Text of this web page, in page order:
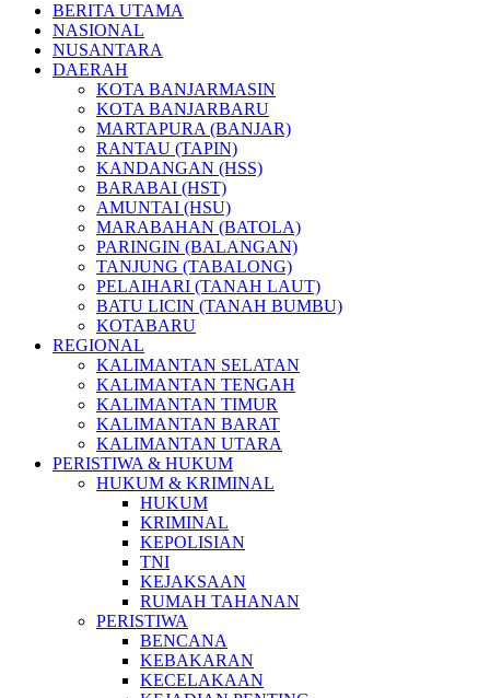
BERITA UTAMA
NASIONAL
NUSANTARA
DAERAH
KOTA BANJARMASIN
KOTA BANJARBARU
MARTAPURA (BANJAR)
RANTAU (TAPIN)
KANDANGAN (HSS)
BARABAI (HST)
AMUNTAI (HSU)
MARABAHAN (BATOLA)
PARINGIN (BALANGAN)
TANJUNG (TABALONG)
PELAIHARI (TANAH LAUT)
BATU LICIN (TANAH BUMBU)
KOTABARU
REGIONAL
KALIMANTAN SELATAN
KALIMANTAN TENGAH
KALIMANTAN TIMUR
KALIMANTAN BARAT
KALIMANTAN UTARA
PERISTIWA & HUKUM
HUKUM & KRIMINAL
HUKUM
KRIMINAL
KEPOLISIAN
TNI
KEJAKSAAN
RUMAH TAHANAN
PERISTIWA
BENCANA
KEBAKARAN
KECELAKAAN